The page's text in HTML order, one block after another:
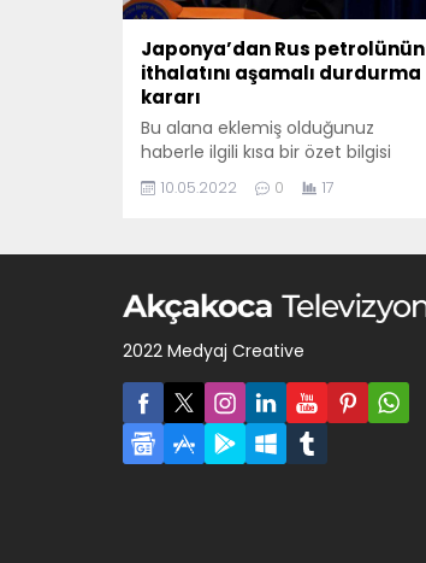
Japonya’dan Rus petrolünün
ithalatını aşamalı durdurma
kararı
Bu alana eklemiş olduğunuz
haberle ilgili kısa bir özet bilgisi
ekleyebilirsiniz. Bu metin yazı
düzenleme sayfasında "Özet"
eklenmemişse bu alan boş kalır.
10.05.2022 0 17
2022 Medyaj Creative